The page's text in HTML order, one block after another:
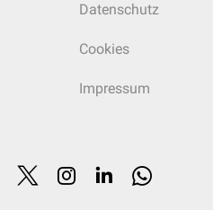
Datenschutz
Cookies
Impressum